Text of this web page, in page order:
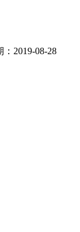
2019-08-28